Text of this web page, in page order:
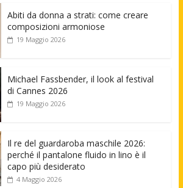
Abiti da donna a strati: come creare
composizioni armoniose
19 Maggio 2026
Michael Fassbender, il look al festival
di Cannes 2026
19 Maggio 2026
Il re del guardaroba maschile 2026:
perché il pantalone fluido in lino è il
capo più desiderato
4 Maggio 2026